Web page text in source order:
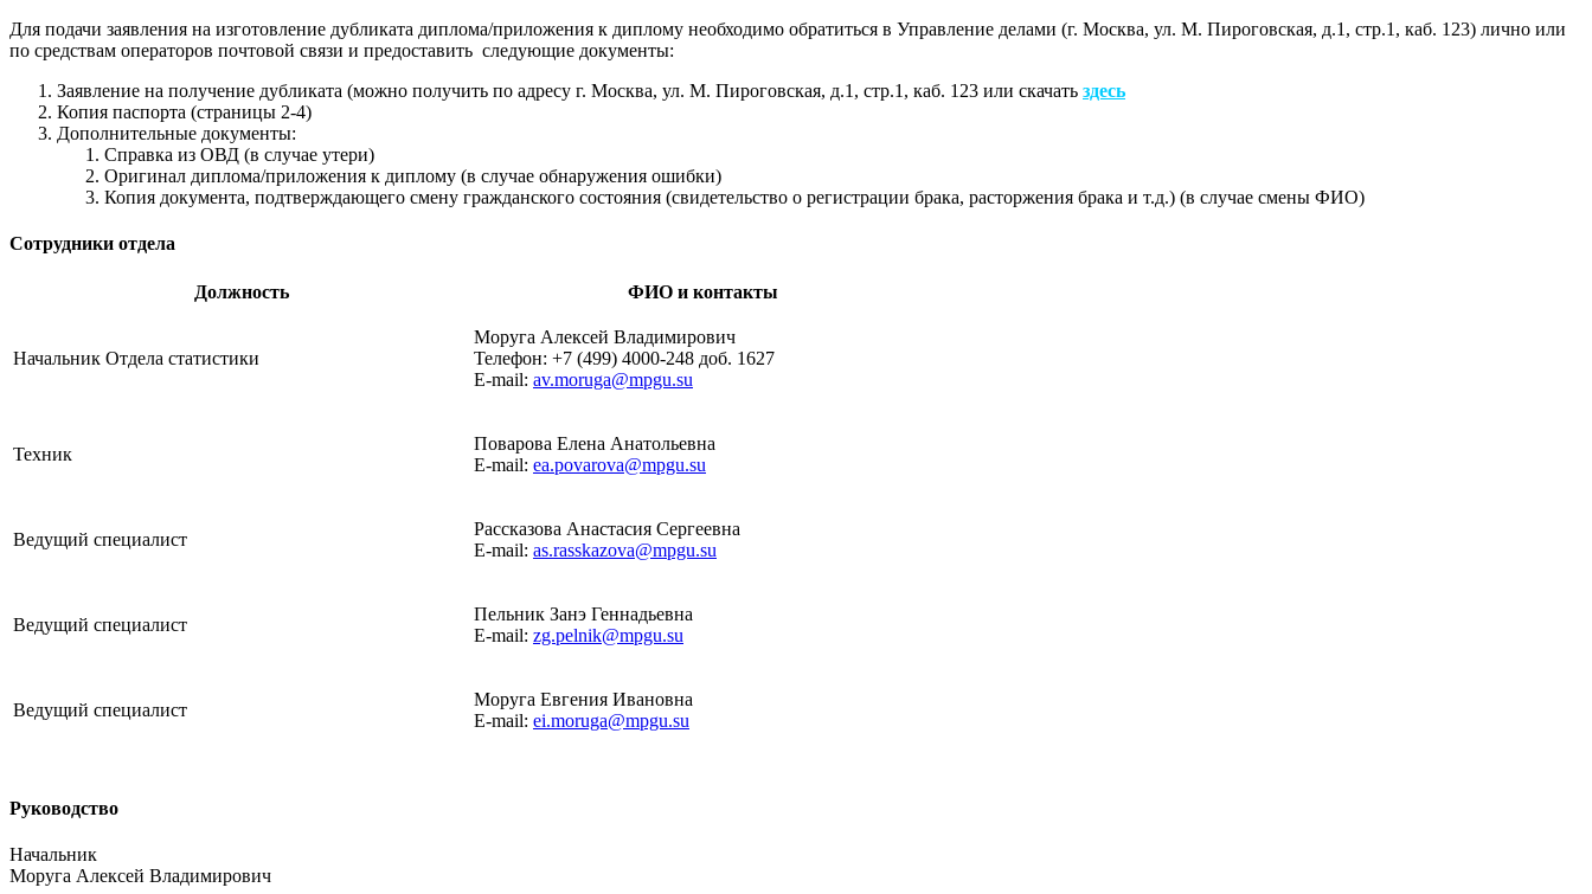
Для подачи заявления на изготовление дубликата диплома/приложения к диплому необходимо обратиться в Управление делами (г. Москва, ул. М. Пироговская, д.1, стр.1, каб. 123) лично или
по средствам операторов почтовой связи и предоставить следующие документы:
Заявление на получение дубликата (можно получить по адресу г. Москва, ул. М. Пироговская, д.1, стр.1, каб. 123 или скачать здесь
Копия паспорта (страницы 2-4)
Дополнительные документы:
Справка из ОВД (в случае утери)
Оригинал диплома/приложения к диплому (в случае обнаружения ошибки)
Копия документа, подтверждающего смену гражданского состояния (свидетельство о регистрации брака, расторжения брака и т.д.) (в случае смены ФИО)
Сотрудники отдела
Должность ФИО и контакты
Начальник Отдела статистики
Моруга Алексей Владимирович
Телефон: +7 (499) 4000-248 доб. 1627
E-mail: av.moruga@mpgu.su
Техник
Поварова Елена Анатольевна
E-mail: ea.povarova@mpgu.su
Ведущий специалист
Рассказова Анастасия Сергеевна
E-mail: as.rasskazova@mpgu.su
Ведущий специалист
Пельник Занэ Геннадьевна
E-mail: zg.pelnik@mpgu.su
Ведущий специалист
Моруга Евгения Ивановна
E-mail: ei.moruga@mpgu.su
Руководство
Начальник
Моруга Алексей Владимирович